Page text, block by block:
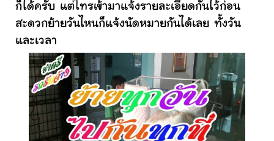
ก็ได้ครับ แต่โทรเข้ามาแจ้งรายละเอียดกันไว้ก่อน
สะดวกย้ายวันไหนก็แจ้งนัดหมายกันได้เลย ทั้งวัน
และเวลา